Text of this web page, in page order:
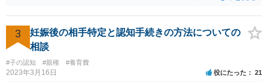
勧めします。
3
妊娠後の相手特定と認知手続きの方法についての
相談
#子の認知 #親権 #養育費
2023年3月16日 役にたった 21